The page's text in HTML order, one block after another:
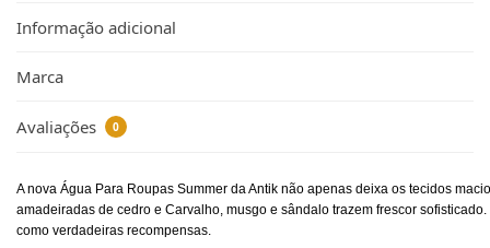
Informação adicional
Marca
Avaliações 0
A nova Água Para Roupas Summer da Antik não apenas deixa os tecidos
amadeiradas de cedro e Carvalho, musgo e sândalo trazem frescor
como verdadeiras recompensas.